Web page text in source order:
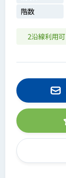
階数
2沿線利用可